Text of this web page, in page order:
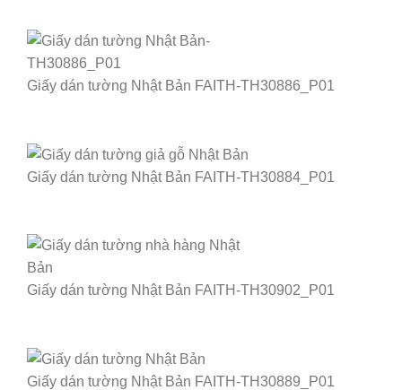
Giấy dán tường Nhật Bản FAITH-TH30886_P01
Giấy dán tường Nhật Bản FAITH-TH30884_P01
Giấy dán tường Nhật Bản FAITH-TH30902_P01
Giấy dán tường Nhật Bản FAITH-TH30889_P01